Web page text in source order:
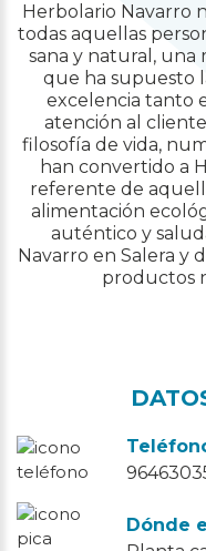
Herbolario Navarro
todas aquellas
sana y natural, una
que ha supuesto
excelencia tanto
atención al
filosofía de vida,
han convertido a
referente de
alimentación
auténtico y
Navarro en Salera y
productos
Dónde